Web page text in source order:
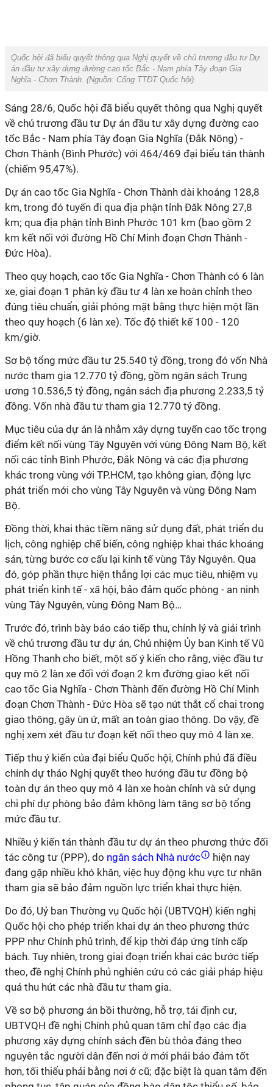
Quốc hội đã biểu quyết thông qua Nghị quyết về chủ trương đầu tư Dự
án đầu tư xây dựng đường cao tốc Bắc - Nam phía Tây đoạn Gia
Nghĩa - Chơn Thành. (Nguồn: Cổng TTĐT Quốc hội).
Sáng 28/6, Quốc hội đã biểu quyết thông qua Nghị quyết
về chủ trương đầu tư Dự án đầu tư xây dựng đường cao
tốc Bắc - Nam phía Tây đoạn Gia Nghĩa (Đắk Nông) -
Chơn Thành (Bình Phước) với 464/469 đại biểu tán thành
(chiếm 95,47%).
Dự án cao tốc Gia Nghĩa - Chơn Thành dài khoảng 128,8
km, trong đó tuyến đi qua địa phận tỉnh Đăk Nông 27,8
km; qua địa phận tỉnh Bình Phước 101 km (bao gồm 2
km kết nối với đường Hồ Chí Minh đoạn Chơn Thành -
Đức Hòa).
Theo quy hoạch, cao tốc Gia Nghĩa - Chơn Thành có 6 làn
xe, giai đoạn 1 phân kỳ đầu tư 4 làn xe hoàn chỉnh theo
đúng tiêu chuẩn, giải phóng mặt bằng thực hiện một lần
theo quy hoạch (6 làn xe). Tốc độ thiết kế 100 - 120
km/giờ.
Sơ bộ tổng mức đầu tư 25.540 tỷ đồng, trong đó vốn Nhà
nước tham gia 12.770 tỷ đồng, gồm ngân sách Trung
ương 10.536,5 tỷ đồng, ngân sách địa phương 2.233,5 tỷ
đồng. Vốn nhà đầu tư tham gia 12.770 tỷ đồng.
Mục tiêu của dự án là nhằm xây dựng tuyến cao tốc trọng
điểm kết nối vùng Tây Nguyên với vùng Đông Nam Bộ, kết
nối các tỉnh Bình Phước, Đắk Nông và các địa phương
khác trong vùng với TP.HCM, tạo không gian, động lực
phát triển mới cho vùng Tây Nguyên và vùng Đông Nam
Bộ.
Đồng thời, khai thác tiềm năng sử dụng đất, phát triển du
lịch, công nghiệp chế biến, công nghiệp khai thác khoáng
sản, từng bước cơ cấu lại kinh tế vùng Tây Nguyên. Qua
đó, góp phần thực hiện thắng lợi các mục tiêu, nhiệm vụ
phát triển kinh tế - xã hội, bảo đảm quốc phòng - an ninh
vùng Tây Nguyên, vùng Đông Nam Bộ…
Trước đó, trình bày báo cáo tiếp thu, chỉnh lý và giải trình
về chủ trương đầu tư dự án, Chủ nhiệm Ủy ban Kinh tế Vũ
Hồng Thanh cho biết, một số ý kiến cho rằng, việc đầu tư
quy mô 2 làn xe đối với đoạn 2 km đường giao kết nối
cao tốc Gia Nghĩa - Chơn Thành đến đường Hồ Chí Minh
đoạn Chơn Thành - Đức Hòa sẽ tạo nút thắt cổ chai trong
giao thông, gây ùn ứ, mất an toàn giao thông. Do vậy, đề
nghị xem xét đầu tư đoạn kết nối theo quy mô 4 làn xe.
Tiếp thu ý kiến của đại biểu Quốc hội, Chính phủ đã điều
chỉnh dự thảo Nghị quyết theo hướng đầu tư đồng bộ
toàn dự án theo quy mô 4 làn xe hoàn chỉnh và sử dụng
chi phí dự phòng bảo đảm không làm tăng sơ bộ tổng
mức đầu tư.
Nhiều ý kiến tán thành đầu tư dự án theo phương thức đối
tác công tư (PPP), do ngân sách Nhà nước
hiện nay
đang gặp nhiều khó khăn, việc huy động khu vực tư nhân
tham gia sẽ bảo đảm nguồn lực triển khai thực hiện.
Do đó, Uỷ ban Thường vụ Quốc hội (UBTVQH) kiến nghị
Quốc hội cho phép triển khai dự án theo phương thức
PPP như Chính phủ trình, để kịp thời đáp ứng tính cấp
bách. Tuy nhiên, trong giai đoạn triển khai các bước tiếp
theo, đề nghị Chính phủ nghiên cứu có các giải pháp hiệu
quả thu hút các nhà đầu tư tham gia.
Về sơ bộ phương án bồi thường, hỗ trợ, tái định cư,
UBTVQH đề nghị Chính phủ quan tâm chỉ đạo các địa
phương xây dựng chính sách đền bù thỏa đáng theo
nguyên tắc người dân đến nơi ở mới phải bảo đảm tốt
hơn, tối thiểu phải bằng nơi ở cũ; đặc biệt là quan tâm đến